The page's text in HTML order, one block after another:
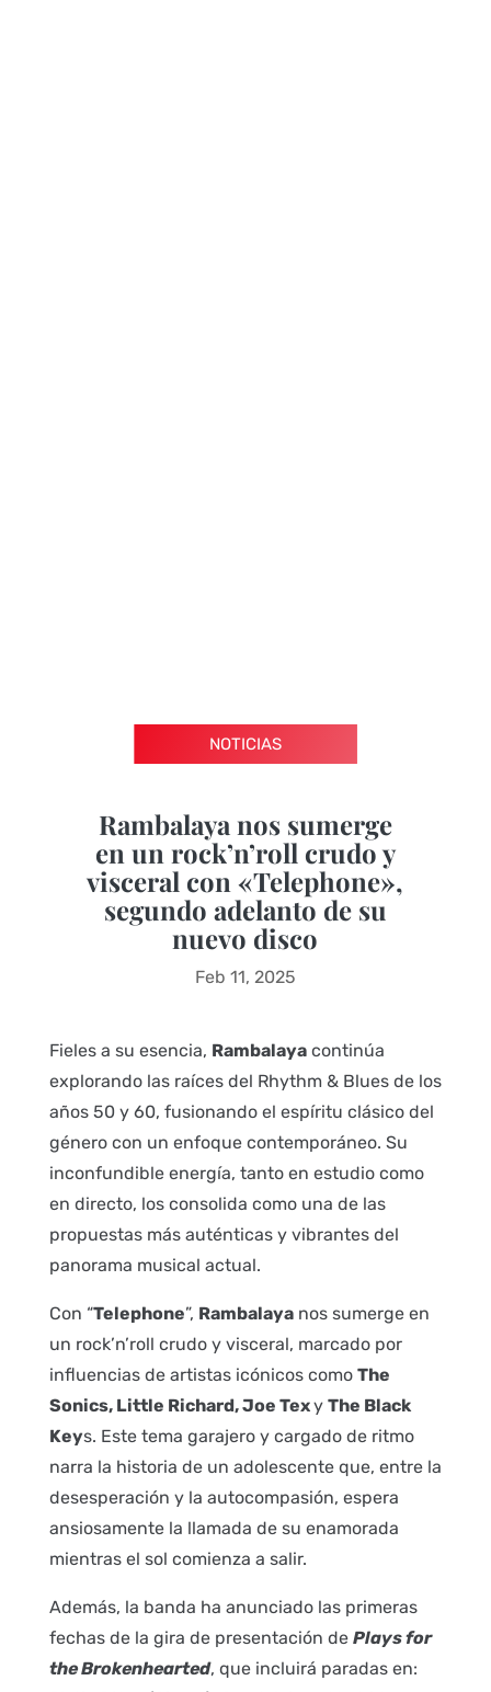
NOTICIAS
Rambalaya nos sumerge
en un rock’n’roll crudo y
visceral con «Telephone»,
segundo adelanto de su
nuevo disco
Feb 11, 2025
Fieles a su esencia, Rambalayacontinúa
explorando las raíces del Rhythm & Blues de los
años 50 y 60, fusionando el espíritu clásico del
género con un enfoque contemporáneo. Su
inconfundible energía, tanto en estudio como
en directo, los consolida como una de las
propuestas más auténticas y vibrantes del
panorama musical actual.
Con “Telephone”, Rambalayanos sumerge en
un rock’n’roll crudo y visceral, marcado por
influencias de artistas icónicos como The
Sonics, Little Richard, Joe Texy The Black
Keys. Este tema garajero y cargado de ritmo
narra la historia de un adolescente que, entre la
desesperación y la autocompasión, espera
ansiosamente la llamada de su enamorada
mientras el sol comienza a salir.
Además, la banda ha anunciado las primeras
fechas de la gira de presentación de Plays for
the Brokenhearted, que incluirá paradas en: